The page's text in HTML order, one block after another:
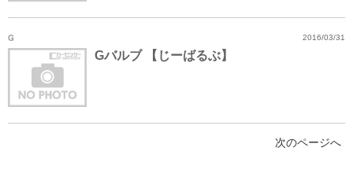
G 2016/03/31
Gバルブ 【じーばるぶ】
次のページへ